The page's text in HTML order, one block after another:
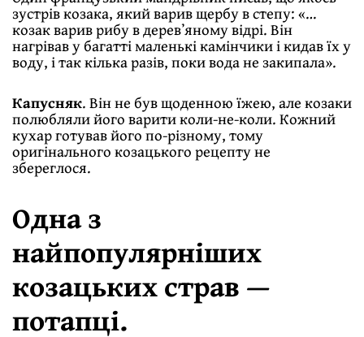
зустрів козака, який варив щербу в степу: «…
козак варив рибу в деревʼяному відрі. Він
нагрівав у багатті маленькі камінчики і кидав їх у
воду, і так кілька разів, поки вода не закипала».
Капусняк. Він не був щоденною їжею, але козаки
полюбляли його варити коли-не-коли. Кожний
кухар готував його по-різному, тому
оригінального козацького рецепту не
збереглося.
Одна з
найпопулярніших
козацьких страв —
потапці.